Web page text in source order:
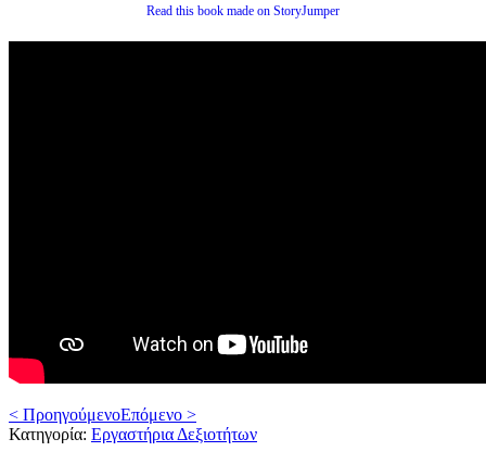
Read this book made on StoryJumper
< ΠροηγούμενοΕπόμενο >
Κατηγορία: Εργαστήρια Δεξιοτήτων